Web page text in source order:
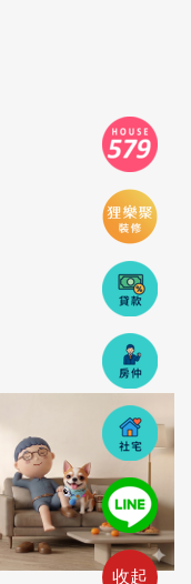
收起